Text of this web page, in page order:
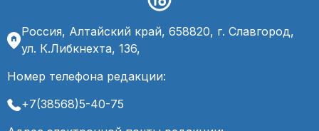
Россия, Алтайский край, 658820, г. Славгород,
ул. К.Либкнехта, 136,
Номер телефона редакции:
+7(38568)5-40-75